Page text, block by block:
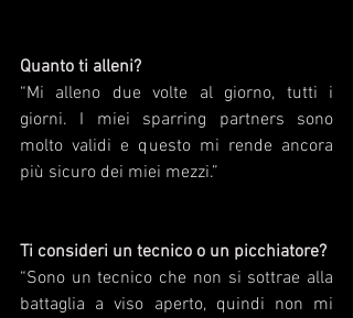
Quanto ti alleni?
“Mi alleno due volte al giorno, tutti i
giorni. I miei sparring partners sono
molto validi e questo mi rende ancora
più sicuro dei miei mezzi.”
“Sono un tecnico che non si sottrae alla
battaglia a viso aperto, quindi non mi